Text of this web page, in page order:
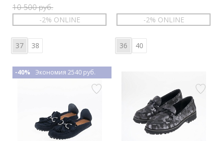
10 500 руб.
-2% ONLINE
37 38
-2% ONLINE
36 40
-40% Экономия 2540 руб.